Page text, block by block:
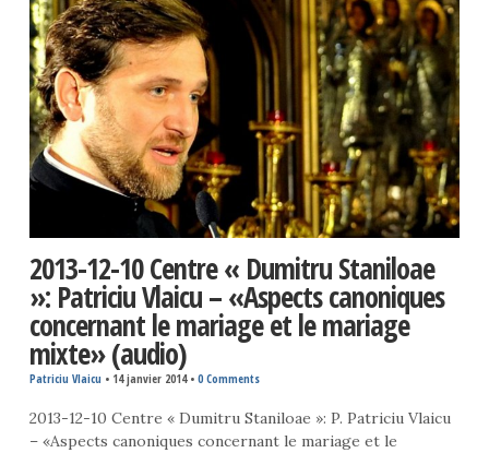
2013-12-10 Centre « Dumitru Staniloae
»: Patriciu Vlaicu – «Aspects canoniques
concernant le mariage et le mariage
mixte» (audio)
Patriciu Vlaicu • 14 janvier 2014• 0 Comments
2013-12-10 Centre « Dumitru Staniloae »: P. Patriciu Vlaicu
– «Aspects canoniques concernant le mariage et le